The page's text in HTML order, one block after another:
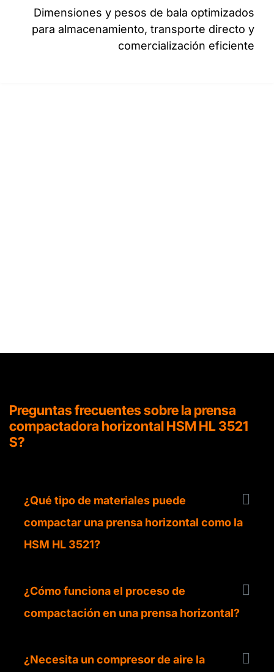
Dimensiones y pesos de bala optimizados
para almacenamiento, transporte directo y
comercialización eficiente
Preguntas frecuentes sobre la prensa
compactadora horizontal HSM HL 3521
S?
¿Qué tipo de materiales puede
compactar una prensa horizontal como la
HSM HL 3521?
¿Cómo funciona el proceso de
compactación en una prensa horizontal?
¿Necesita un compresor de aire la